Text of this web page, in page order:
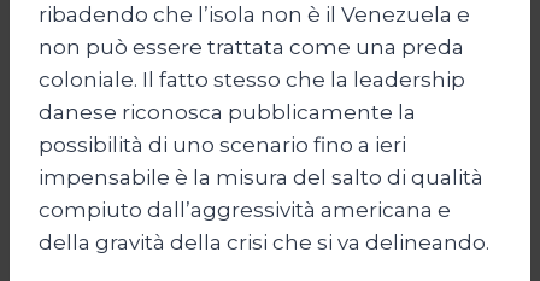
ribadendo che l’isola non è il Venezuela e
non può essere trattata come una preda
coloniale. Il fatto stesso che la leadership
danese riconosca pubblicamente la
possibilità di uno scenario fino a ieri
impensabile è la misura del salto di qualità
compiuto dall’aggressività americana e
della gravità della crisi che si va delineando.